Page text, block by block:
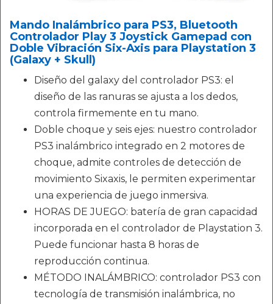
Mando Inalámbrico para PS3, Bluetooth
Controlador Play 3 Joystick Gamepad con
Doble Vibración Six-Axis para Playstation 3
(Galaxy + Skull)
Diseño del galaxy del controlador PS3: el
diseño de las ranuras se ajusta a los dedos,
controla firmemente en tu mano.
Doble choque y seis ejes: nuestro controlador
PS3 inalámbrico integrado en 2 motores de
choque, admite controles de detección de
movimiento Sixaxis, le permiten experimentar
una experiencia de juego inmersiva.
HORAS DE JUEGO: batería de gran capacidad
incorporada en el controlador de Playstation 3.
Puede funcionar hasta 8 horas de
reproducción continua.
MÉTODO INALÁMBRICO: controlador PS3 con
tecnología de transmisión inalámbrica, no